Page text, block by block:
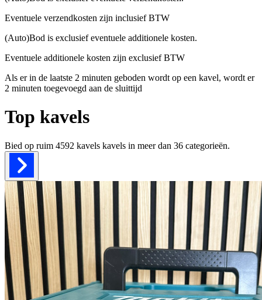
Eventuele verzendkosten zijn inclusief BTW
(Auto)Bod is exclusief eventuele additionele kosten.
Eventuele additionele kosten zijn exclusief BTW
Als er in de laatste 2 minuten geboden wordt op een kavel, wordt er
2 minuten toegevoegd aan de sluittijd
Top kavels
Bied op ruim 4592 kavels kavels in meer dan 36 categorieën.